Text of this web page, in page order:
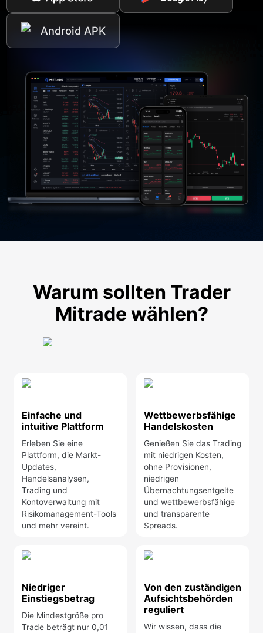
Android APK
Warum sollten Trader
Mitrade wählen?
Einfache und
intuitive Plattform
Erleben Sie eine
Plattform, die Markt-
Updates,
Handelsanalysen,
Trading und
Kontoverwaltung mit
Risikomanagement-Tools
und mehr vereint.
Wettbewerbsfähige
Handelskosten
Genießen Sie das Trading
mit niedrigen Kosten,
ohne Provisionen,
niedrigen
Übernachtungsentgelte
und wettbewerbsfähige
und transparente
Spreads.
Niedriger
Einstiegsbetrag
Die Mindestgröße pro
Trade beträgt nur 0,01
Von den zuständigen
Aufsichtsbehörden
reguliert
Wir wissen, dass die